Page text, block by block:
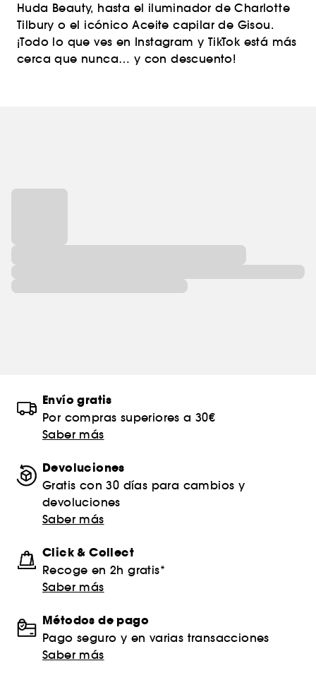
Huda Beauty, hasta el iluminador de Charlotte
Tilbury o el icónico Aceite capilar de Gisou.
¡Todo lo que ves en Instagram y TikTok está más
cerca que nunca… y con descuento!
Envío gratis
Por compras superiores a 30€
Saber más
Devoluciones
Gratis con 30 días para cambios y
devoluciones
Saber más
Click & Collect
Recoge en 2h gratis*
Saber más
Métodos de pago
Pago seguro y en varias transacciones
Saber más